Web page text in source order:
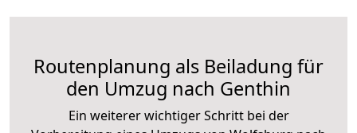
Routenplanung als Beiladung für
den Umzug nach Genthin
Ein weiterer wichtiger Schritt bei der